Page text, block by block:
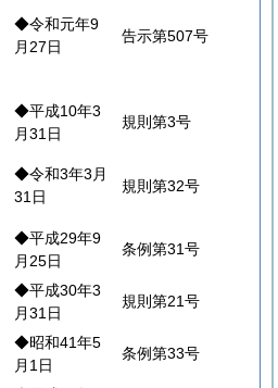
◆令和元年9
月27日
告示第507号
◆平成10年3
月31日
規則第3号
◆令和3年3月
31日
規則第32号
◆平成29年9
月25日
条例第31号
◆平成30年3
月31日
規則第21号
◆昭和41年5
月1日
条例第33号